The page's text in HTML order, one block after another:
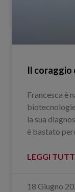
Il coraggio
Francesca è
la sua
è bastato
LEGGI
18 Giugno